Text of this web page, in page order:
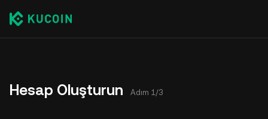
Hesap Oluşturun Adım 1/3